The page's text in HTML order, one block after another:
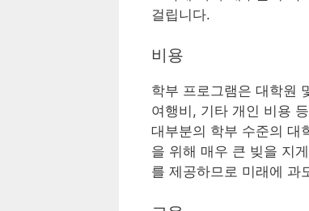
걸립니다.
비용
학부 프로그램은 대학원
여행비, 기타 개인 비용
대부분의 학부 수준의 대
을 위해 매우 큰 빚을 지
를 제공하므로 미래에 과